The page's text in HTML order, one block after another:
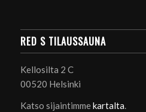
RED S TILAUSSAUNA
Kellosilta 2 C
00520 Helsinki
Katso sijaintimmekartalta.